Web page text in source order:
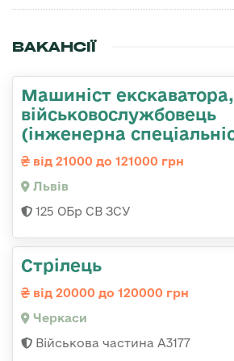
ВАКАНСІЇ
Машиніст екскаватора,
військовослужбовець
(інженерна
від 21000 до 121000 грн
Львів
125 ОБр СВ ЗСУ
Стрілець
від 20000 до 120000 грн
Черкаси
Військова частина А3177